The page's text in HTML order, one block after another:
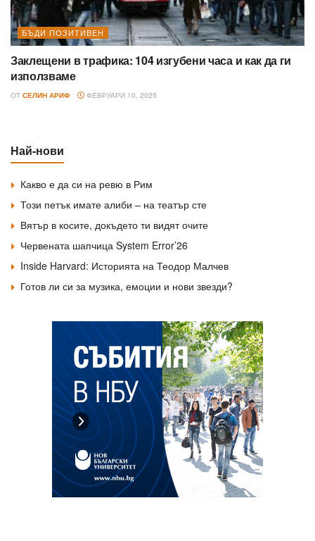
БЪДИ ПОЗИТИВЕН
Заклещени в трафика: 104 изгубени часа и как да ги
използваме
ОТ СЕЛИН АРИФ ФЕВРУАРИ 10, 2025
Най-нови
Какво е да си на ревю в Рим
Този петък имате алиби – на театър сте
Вятър в косите, докъдето ти видят очите
Червената шапчица System Error’26
Inside Harvard: Историята на Теодор Малчев
Готов ли си за музика, емоции и нови звезди?